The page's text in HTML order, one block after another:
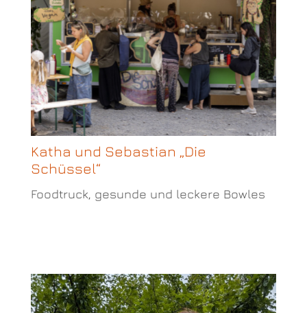
Katha und Sebastian „Die
Schüssel“
Foodtruck, gesunde und leckere Bowles